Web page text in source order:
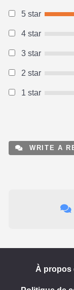
5 star
4 star
3 star
2 star
1 star
WRITE A
À propos